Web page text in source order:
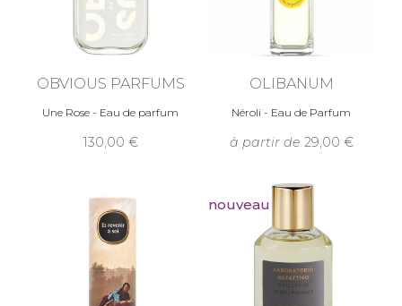
OBVIOUS PARFUMS
Une Rose - Eau de parfum
130,00
OLIBANUM
Néroli - Eau de Parfum
à partir de 29,00
nouveau